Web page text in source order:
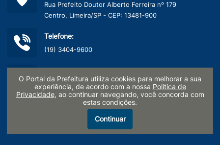
Rua Prefeito Doutor Alberto Ferreira nº 179
Centro, Limeira/SP - CEP: 13481-900
Telefone:
(19) 3404-9600
45.132.495/0001-40
Termo de Uso e Políticas de Privacidade
LGPD - Pesquisa de Satisfação
O Portal da Prefeitura utiliza cookies para melhorar a sua
experiência, de acordo com a nossa Política de
Privacidade, ao continuar navegando, você concorda com
estas condições.
Continuar